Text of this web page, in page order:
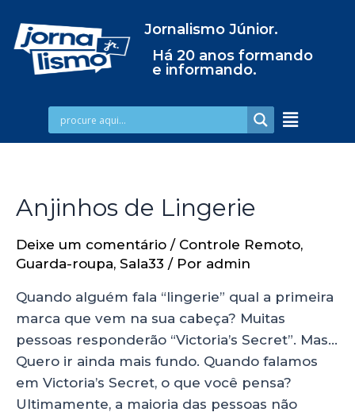
Jornalismo Júnior.
Há 20 anos formando
e informando.
Anjinhos de Lingerie
Deixe um comentário / Controle Remoto,
Guarda-roupa, Sala33 / Por admin
Quando alguém fala “lingerie” qual a primeira
marca que vem na sua cabeça? Muitas
pessoas responderão “Victoria’s Secret”. Mas…
Quero ir ainda mais fundo. Quando falamos
em Victoria’s Secret, o que você pensa?
Ultimamente, a maioria das pessoas não